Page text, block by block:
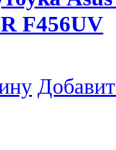
F456UV